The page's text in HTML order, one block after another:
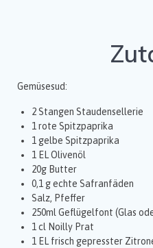
Gemüsesud:
2 Stangen Staudensellerie
1 rote Spitzpaprika
1 gelbe Spitzpaprika
1 EL Olivenöl
20g Butter
0,1 g echte Safranfäden
Salz, Pfeffer
250ml Geflügelfont (Glas
1 cl Noilly Prat
1 EL frisch gepresster